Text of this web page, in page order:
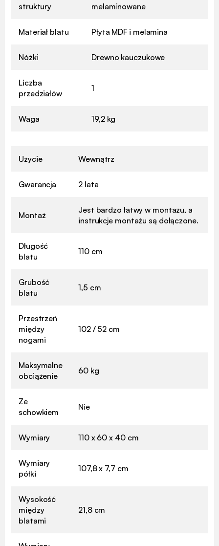
struktury
melaminowane
Materiał blatu Płyta MDF i melamina
Nóżki Drewno kauczukowe
Liczba
przedziałów
1
Waga 19,2 kg
Użycie Wewnątrz
Gwarancja 2 lata
Montaż
Jest bardzo łatwy w montażu, a
instrukcje montażu są dołączone.
Długość
blatu
110 cm
Grubość
blatu
1,5 cm
Przestrzeń
między
nogami
102 / 52 cm
Maksymalne
obciążenie
60 kg
Ze
schowkiem
Nie
Wymiary 110 x 60 x 40 cm
Wymiary
półki
107,8 x 7,7 cm
Wysokość
między
blatami
21,8 cm